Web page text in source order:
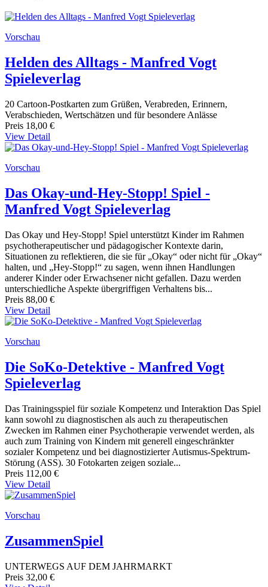
Vorschau
Helden des Alltags - Manfred Vogt
Spieleverlag
20 Cartoon-Postkarten zum Grüßen, Verabreden, Erinnern,
Verabschieden, Wertschätzen und für besondere Anlässe
Preis 18,00 €
View Detail
Vorschau
Das Okay-und-Hey-Stopp! Spiel -
Manfred Vogt Spieleverlag
Das Okay und Hey-Stopp! Spiel unterstützt Kinder im Rahmen
psychotherapeutischer und pädagogischer Kontexte darin,
Situationen zu reflektieren, die sie für „Okay“ oder nicht für „Okay“
halten, und „Hey-Stopp!“ zu sagen, wenn ihnen Handlungen
anderer Kinder oder Erwachsener nicht gefallen. Dazu werden
unterschiedliche Aspekte übergriffigen Verhaltens bis...
Preis 88,00 €
View Detail
Vorschau
Die SoKo-Detektive - Manfred Vogt
Spieleverlag
Das Trainingsspiel für soziale Kompetenz und Interaktion Das Spiel
kann sowohl zu diagnostischen als auch zu therapeutischen
Zwecken im Rahmen einer Psychotherapie verwendet werden, als
auch zum Training von Kindern mit generell eingeschränkter
sozialer Kompetenz und bei diagnostizierter Autismus-Spektrum-
Störung (ASS). 30 Fotokarten zeigen soziale...
Preis 112,00 €
View Detail
Vorschau
ZusammenSpiel
UNTERWEGS AUF DEM JAHRMARKT
Preis 32,00 €